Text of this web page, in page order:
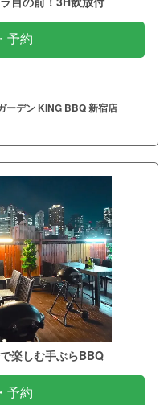
予約
ーデン KING BBQ 新宿店
楽しむ手ぶらBBQ
予約